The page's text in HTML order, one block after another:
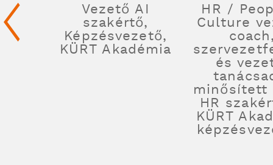
Vezető AI
szakértő,
Képzésvezető,
KÜRT Akadémia
HR /
Culture
és
minősített
HR
KÜRT